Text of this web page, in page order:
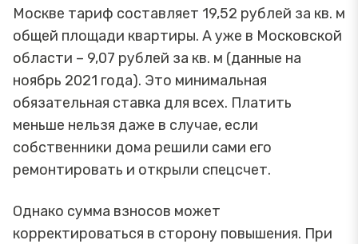
Москве тариф составляет 19,52 рублей за кв. м
общей площади квартиры. А уже в Московской
области – 9,07 рублей за кв. м (данные на
ноябрь 2021 года). Это минимальная
обязательная ставка для всех. Платить
меньше нельзя даже в случае, если
собственники дома решили сами его
ремонтировать и открыли спецсчет.
Однако сумма взносов может
корректироваться в сторону повышения. При